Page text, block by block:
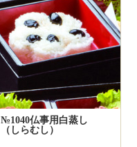
№1040仏事用白蒸し
（しらむし）